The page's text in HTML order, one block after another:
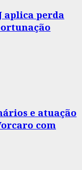
aplica perda
e atuação
com